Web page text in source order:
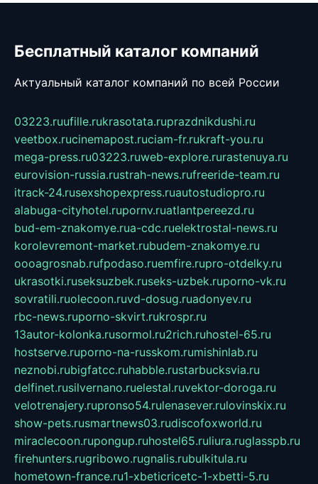
Бесплатный каталог компаний
Актуальный каталог компаний по всей России
03223.ruufille.rukrasotata.ruprazdnikdushi.ru
veetbox.rucinemapost.ruciam-fr.rukraft-you.ru
mega-press.ru03223.ruweb-explore.rurastenuya.ru
eurovision-russia.rustrah-news.rufreeride-team.ru
itrack-24.rusexshopexpress.ruautostudiopro.ru
alabuga-cityhotel.rupornv.ruatlantpereezd.ru
bud-em-znakomye.rua-cdc.ruelektrostal-news.ru
korolevremont-market.rubudem-znakomye.ru
oooagrosnab.rufpodaso.ruemfire.rupro-otdelky.ru
ukrasotki.ruseksuzbek.ruseks-uzbek.ruporno-vk.ru
sovratili.ruolecoon.ruvd-dosug.ruadonyev.ru
rbc-news.ruporno-skvirt.rukrospr.ru
13autor-kolonka.rusormol.ru2rich.ruhostel-65.ru
hostserve.ruporno-na-russkom.rumishinlab.ru
neznobi.rubigfatcc.ruhabble.rustarbucksvia.ru
delfinet.rusilvernano.ruelestal.ruvektor-doroga.ru
velotrenajery.rupronso54.rulenasever.rulovinskix.ru
show-pets.rusmartnews03.rudiscofoxworld.ru
miraclecoon.rupongup.ruhostel65.ruliura.ruglasspb.ru
firehunters.rugribowo.rugnalis.rubulkitula.ru
hometown-france.ru1-xbeticricetc-1-xbetti-5.ru